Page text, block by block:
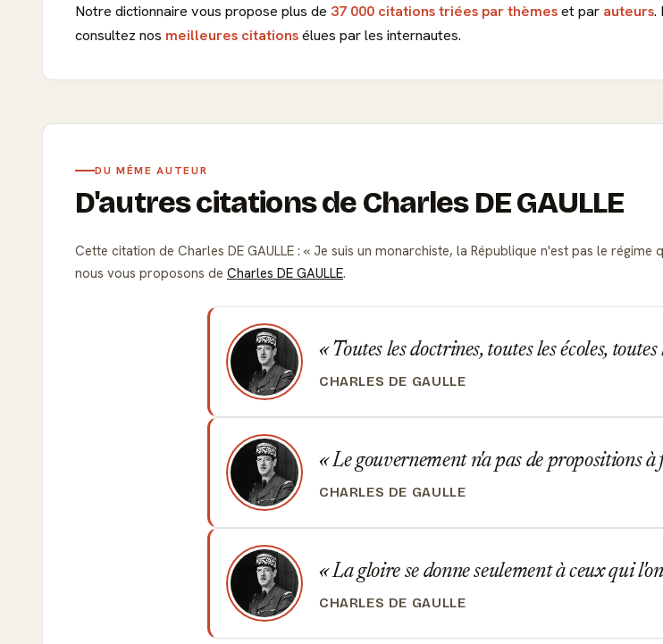
Notre dictionnaire vous propose plus de 37 000 citations triées par thèmeset par auteurs.
consultez nos meilleures citationsélues par les internautes.
DU MÊME AUTEUR
D'autres citations de Charles DE GAULLE
Cette citation de Charles DE GAULLE : Je suis un monarchiste, la République n'est pas le régime
nous vous proposons de Charles DE GAULLE.
Toutes les doctrines, toutes les écoles,
CHARLES DE GAULLE
Le gouvernement n'a pas de propositions
CHARLES DE GAULLE
La gloire se donne seulement à ceux qui
CHARLES DE GAULLE